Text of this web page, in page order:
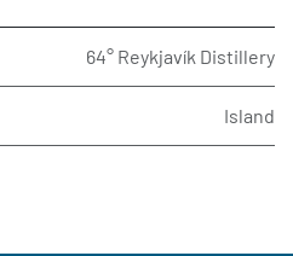
64° Reykjavík Distillery
Island